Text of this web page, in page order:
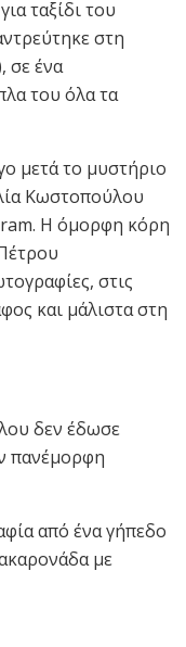
ταξίδι του
στη
σε ένα
του όλα τα
μετά το μυστήριο
Κωστοπούλου
Η όμορφη κόρη
στις
και μάλιστα στη
δεν έδωσε
πανέμορφη
από ένα γήπεδο
με